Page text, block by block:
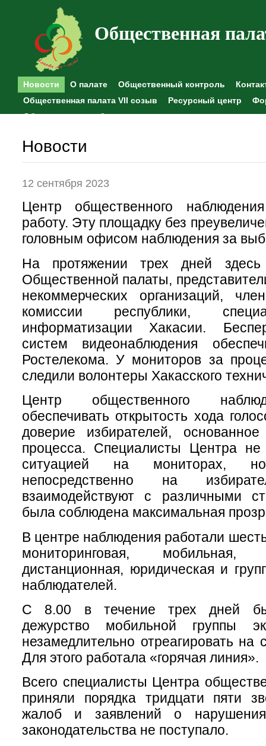
Общественная
Новости О палате Общественный контроль
Общественная палата VII созыв
Ресурсный центр
Общественные наблюдения
Новости
12 сентября 2023
Центр общественного
работу. Эту площадку без
головным офисом наблюдения за
На протяжении трех дней
Общественной палаты,
некоммерческих организаций,
комиссии республики,
информатизации Хакасии.
систем видеонаблюдения
Ростелекома. У мониторов за
следили волонтеры Хакасского
Центр общественного
обеспечивать открытость хода
доверие избирателей,
процесса. Специалисты Центра не
ситуацией на мониторах,
непосредственно на
взаимодействуют с различными
была соблюдена максимальная
В центре наблюдения работали
мониторинговая, мобильная,
дистанционная, юридическая и
наблюдателей.
С 8.00 в течение трех дней
дежурство мобильной группы
незамедлительно отреагировать на
Для этого работала «горячая линия».
Всего специалисты Центра
приняли порядка тридцати пяти
жалоб и заявлений о
законодательства не поступало.